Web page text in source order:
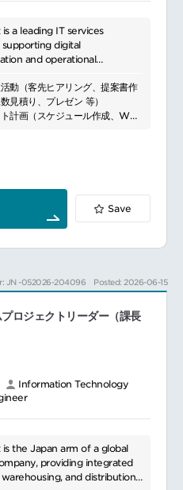
ン・要件整理
活用の初期段階であるケースも
義から主導的に関与する場面が
設計フェーズAI・画像処理・デ
ける最適なアプローチの検討
デル構造・アルゴリズム・フレ
フェーズ要件定義、データ前処
／画像処理モデルの構築・チュ
行、開発成果物の権利化および
ムワーク：PyTorch（推奨）、
、JAX
イブラリ
a leading IT services
digital
and operational
networking.
動（客先ヒアリング、提案書作
見積り、プレゼン 等）
計画（スケジュール作成、WBS
本設計、詳細設計、運用設計、
作業（コーディング、設定作
検証の進捗管理、課題管理 等）
作業
Save
JN -052026-204096 Posted: 2026-06-15
ロジェクトリーダー（課長
Information Technology
the Japan arm of a global
providing integrated
and distribution